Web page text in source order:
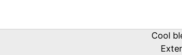
Cool